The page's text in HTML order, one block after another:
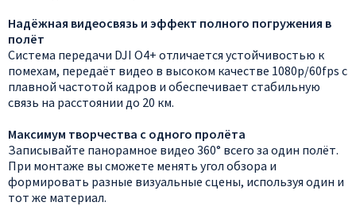
Надёжная видеосвязь и эффект полного погружения в
полёт
Система передачи DJI O4+ отличается устойчивостью к
помехам, передаёт видео в высоком качестве 1080p/60fps с
плавной частотой кадров и обеспечивает стабильную
связь на расстоянии до 20 км.
Максимум творчества с одного пролёта
Записывайте панорамное видео 360° всего за один полёт.
При монтаже вы сможете менять угол обзора и
формировать разные визуальные сцены, используя один и
тот же материал.